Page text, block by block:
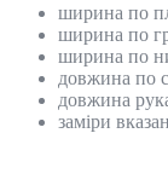
ширина по
ширина по
ширина по
довжина по
довжина
заміри